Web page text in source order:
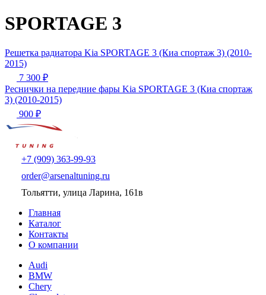
SPORTAGE 3
Решетка радиатора Kia SPORTAGE 3 (Киа спортаж 3) (2010-
2015)
7 300 ₽
Реснички на передние фары Kia SPORTAGE 3 (Киа спортаж
3) (2010-2015)
900 ₽
+7 (909) 363-99-93
order@arsenaltuning.ru
Тольятти, улица Ларина, 161в
Главная
Каталог
Контакты
О компании
Audi
BMW
Chery